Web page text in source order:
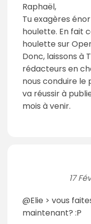
Raphaël,
Tu exagères
houlette. En fait
houlette sur
Donc, laissons à
rédacteurs en
nous conduire le
va réussir à
mois à venir.
17
@Elie > vous
maintenant? :P